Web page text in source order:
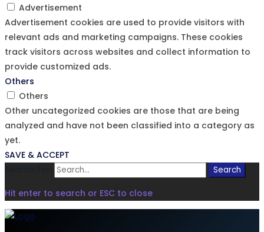
Advertisement
Advertisement cookies are used to provide visitors with
relevant ads and marketing campaigns. These cookies
track visitors across websites and collect information to
provide customized ads.
Others
Others
Other uncategorized cookies are those that are being
analyzed and have not been classified into a category as
yet.
SAVE & ACCEPT
Search
Hit enter to search or ESC to close